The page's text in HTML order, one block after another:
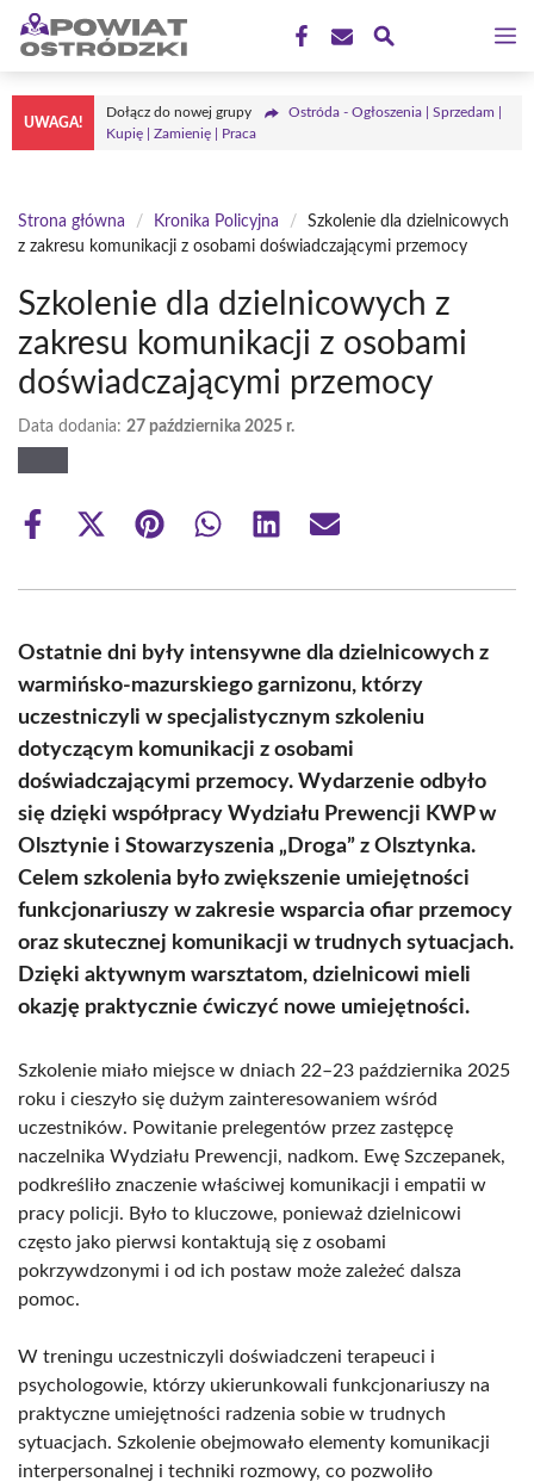
Przejdź
treści
UWAGA!
Dołącz do nowej grupy
Ostróda - Ogłoszenia | Sprzedam |
Kupię | Zamienię | Praca
Strona główna / Kronika Policyjna /
Szkolenie dla dzielnicowych
z zakresu komunikacji z osobami doświadczającymi przemocy
Szkolenie dla dzielnicowych z
zakresu komunikacji z osobami
doświadczającymi przemocy
Data dodania: 27 października 2025 r.
Share
Share
(Twitter)
Share Share Share Share
Ostatnie dni były intensywne dla dzielnicowych z
warmińsko-mazurskiego garnizonu, którzy
uczestniczyli w specjalistycznym szkoleniu
dotyczącym komunikacji z osobami
doświadczającymi przemocy. Wydarzenie odbyło
się dzięki współpracy Wydziału Prewencji KWP w
Olsztynie i Stowarzyszenia „Droga” z Olsztynka.
Celem szkolenia było zwiększenie umiejętności
funkcjonariuszy w zakresie wsparcia ofiar przemocy
oraz skutecznej komunikacji w trudnych sytuacjach.
Dzięki aktywnym warsztatom, dzielnicowi mieli
okazję praktycznie ćwiczyć nowe umiejętności.
Szkolenie miało miejsce w dniach 22–23 października 2025
roku i cieszyło się dużym zainteresowaniem wśród
uczestników. Powitanie prelegentów przez zastępcę
naczelnika Wydziału Prewencji, nadkom. Ewę Szczepanek,
podkreśliło znaczenie właściwej komunikacji i empatii w
pracy policji. Było to kluczowe, ponieważ dzielnicowi
często jako pierwsi kontaktują się z osobami
pokrzywdzonymi i od ich postaw może zależeć dalsza
pomoc.
W treningu uczestniczyli doświadczeni terapeuci i
psychologowie, którzy ukierunkowali funkcjonariuszy na
praktyczne umiejętności radzenia sobie w trudnych
sytuacjach. Szkolenie obejmowało elementy komunikacji
interpersonalnej i techniki rozmowy, co pozwoliło